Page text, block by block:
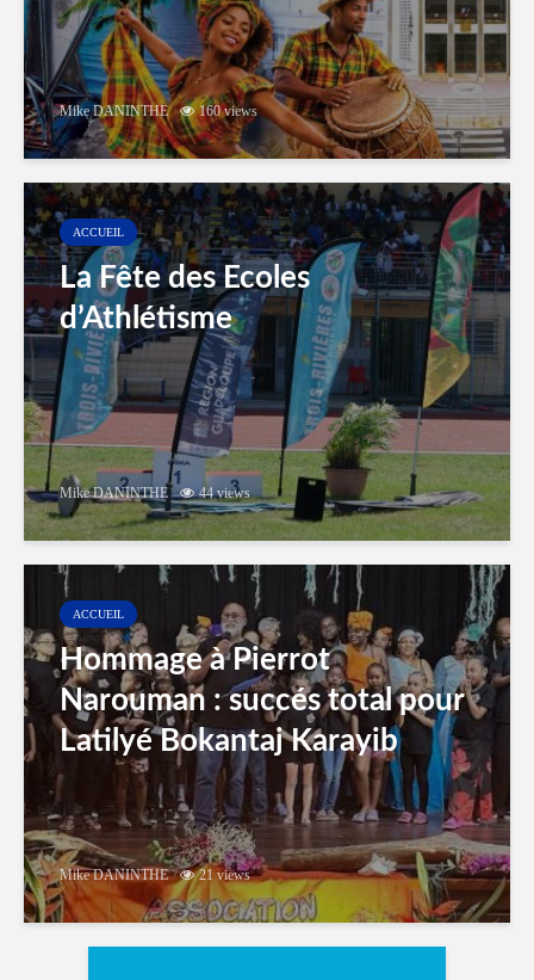
Mike DANINTHE 160 views
ACCUEIL
La Fête des Ecoles
d’Athlétisme
Mike DANINTHE 44 views
ACCUEIL
Hommage à Pierrot
Narouman : succés total pour
Latilyé Bokantaj Karayib
Mike DANINTHE 21 views